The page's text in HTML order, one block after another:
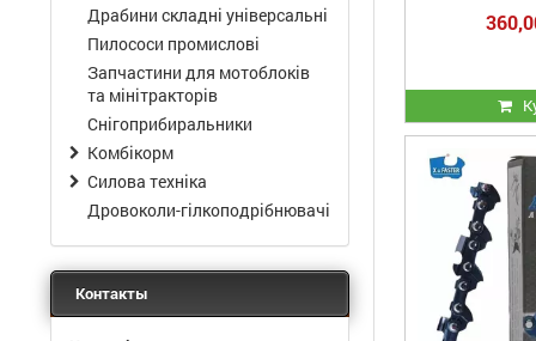
Драбини складні універсальні
Пилососи промислові
Запчастини для мотоблоків
та мінітракторів
Снігоприбиральники
Комбікорм
Силова техніка
Дровоколи-гілкоподрібнювачі
Контакты